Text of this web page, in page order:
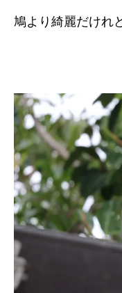
鳩より綺麗だけれ